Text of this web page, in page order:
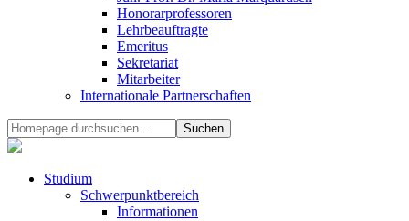
Honorarprofessoren
Lehrbeauftragte
Emeritus
Sekretariat
Mitarbeiter
Internationale Partnerschaften
Studium
Schwerpunktbereich
Informationen